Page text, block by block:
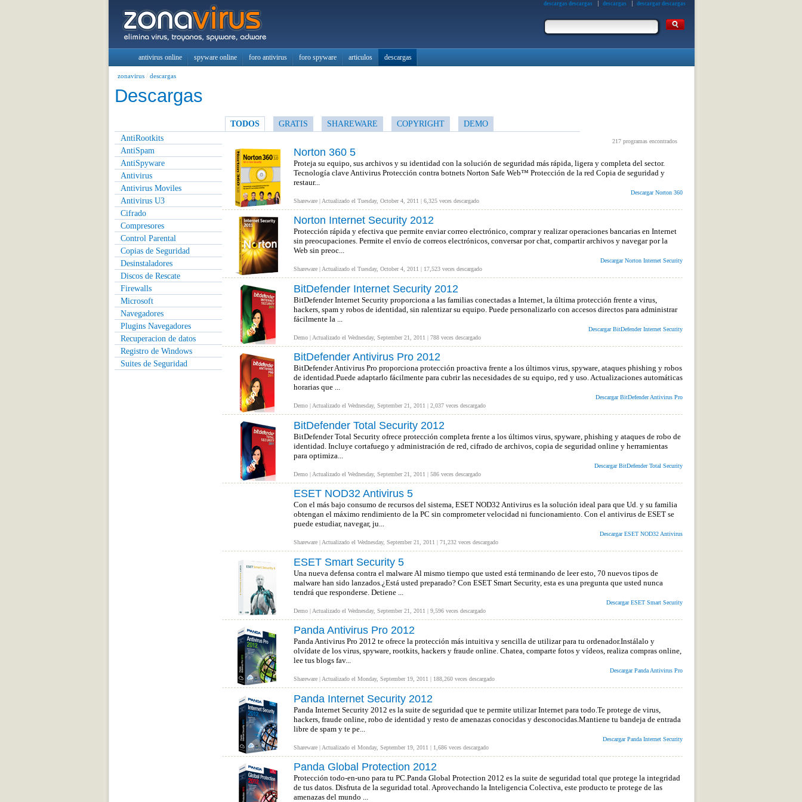
descargas descargas descargas descargar descargas
antivirus online spyware online foro antivirus foro spyware articulos descargas
zonavirus/ descargas
Descargas
AntiRootkits
AntiSpam
AntiSpyware
Antivirus
Antivirus Moviles
Antivirus U3
Cifrado
Compresores
Control Parental
Copias de Seguridad
Desinstaladores
Discos de Rescate
Firewalls
Microsoft
Navegadores
Plugins Navegadores
Recuperacion de datos
Registro de Windows
Suites de Seguridad
TODOS GRATIS SHAREWARE COPYRIGHT DEMO
217 programas encontrados
Norton 360 5
Proteja su equipo, sus archivos y su identidad con la solución de seguridad más rápida, ligera y completa del sector.
Tecnología clave Antivirus Protección contra botnets Norton Safe Web™ Protección de la red Copia de seguridad y
restaur...
Descargar Norton 360
Shareware | Actualizado el Tuesday, October 4, 2011 | 6,325 veces descargado
Norton Internet Security 2012
Protección rápida y efectiva que permite enviar correo electrónico, comprar y realizar operaciones bancarias en Internet
sin preocupaciones. Permite el envío de correos electrónicos, conversar por chat, compartir archivos y navegar por la
Web sin preoc...
Descargar Norton Internet Security
Shareware | Actualizado el Tuesday, October 4, 2011 | 17,523 veces descargado
BitDefender Internet Security 2012
BitDefender Internet Security proporciona a las familias conectadas a Internet, la última protección frente a virus,
hackers, spam y robos de identidad, sin ralentizar su equipo. Puede personalizarlo con accesos directos para administrar
fácilmente la ...
Descargar BitDefender Internet Security
Demo | Actualizado el Wednesday, September 21, 2011 | 788 veces descargado
BitDefender Antivirus Pro 2012
BitDefender Antivirus Pro proporciona protección proactiva frente a los últimos virus, spyware, ataques phishing y robos
de identidad.Puede adaptarlo fácilmente para cubrir las necesidades de su equipo, red y uso. Actualizaciones automáticas
horarias que ...
Descargar BitDefender Antivirus Pro
Demo | Actualizado el Wednesday, September 21, 2011 | 2,037 veces descargado
BitDefender Total Security 2012
BitDefender Total Security ofrece protección completa frente a los últimos virus, spyware, phishing y ataques de robo de
identidad. Incluye cortafuego y administración de red, cifrado de archivos, copia de seguridad online y herramientas
para optimiza...
Descargar BitDefender Total Security
Demo | Actualizado el Wednesday, September 21, 2011 | 586 veces descargado
ESET NOD32 Antivirus 5
Con el más bajo consumo de recursos del sistema, ESET NOD32 Antivirus es la solución ideal para que Ud. y su familia
obtengan el máximo rendimiento de la PC sin comprometer velocidad ni funcionamiento. Con el antivirus de ESET se
puede estudiar, navegar, ju...
Descargar ESET NOD32 Antivirus
Shareware | Actualizado el Wednesday, September 21, 2011 | 71,232 veces descargado
ESET Smart Security 5
Una nueva defensa contra el malware Al mismo tiempo que usted está terminando de leer esto, 70 nuevos tipos de
malware han sido lanzados.¿Está usted preparado? Con ESET Smart Security, esta es una pregunta que usted nunca
tendrá que responderse. Detiene ...
Descargar ESET Smart Security
Demo | Actualizado el Wednesday, September 21, 2011 | 9,596 veces descargado
Panda Antivirus Pro 2012
Panda Antivirus Pro 2012 te ofrece la protección más intuitiva y sencilla de utilizar para tu ordenador.Instálalo y
olvídate de los virus, spyware, rootkits, hackers y fraude online. Chatea, comparte fotos y vídeos, realiza compras online,
lee tus blogs fav...
Descargar Panda Antivirus Pro
Shareware | Actualizado el Monday, September 19, 2011 | 188,260 veces descargado
Panda Internet Security 2012
Panda Internet Security 2012 es la suite de seguridad que te permite utilizar Internet para todo.Te protege de virus,
hackers, fraude online, robo de identidad y resto de amenazas conocidas y desconocidas.Mantiene tu bandeja de entrada
libre de spam y te pe...
Descargar Panda Internet Security
Shareware | Actualizado el Monday, September 19, 2011 | 1,686 veces descargado
Panda Global Protection 2012
Protección todo-en-uno para tu PC.Panda Global Protection 2012 es la suite de seguridad total que protege la integridad
de tus datos. Disfruta de la seguridad total. Aprovechando la Inteligencia Colectiva, este producto te protege de las
amenazas del mundo ...